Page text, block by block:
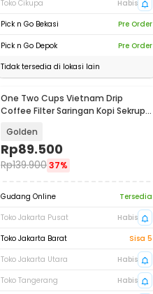
Toko Cikupa
Habis
Pick n Go Bekasi
Pre Order
Pick n Go Depok
Pre Order
Tidak tersedia di lokasi lain
One Two Cups Vietnam Drip
Coffee Filter Saringan Kopi Sekrup
Golden
Rp89.500
Rp139.90037%
Gudang Online
Tersedia
Toko Jakarta Pusat
Habis
Toko Jakarta Barat
Sisa 5
Toko Jakarta Utara
Habis
Toko Tangerang
Habis